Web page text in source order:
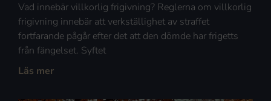
Vad innebär villkorlig frigivning? Reglerna om villkorlig
frigivning innebär att verkställighet av straffet
fortfarande pågår efter det att den dömde har frigetts
från fängelset. Syftet
Läs mer